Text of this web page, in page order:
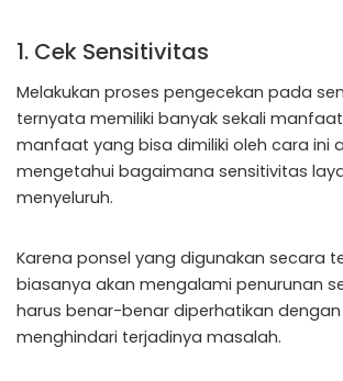
1. Cek Sensitivitas
Melakukan proses pengecekan pada
ternyata memiliki banyak sekali
manfaat yang bisa dimiliki oleh cara ini
mengetahui bagaimana sensitivitas
menyeluruh.
Karena ponsel yang digunakan secara
biasanya akan mengalami penurunan
harus benar-benar diperhatikan
menghindari terjadinya masalah.